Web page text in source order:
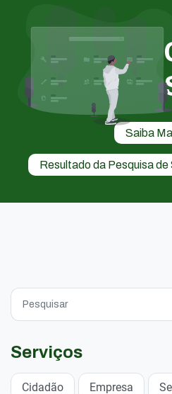
Saiba
Resultado da Pesquisa
Serviços
Cidadão Empresa